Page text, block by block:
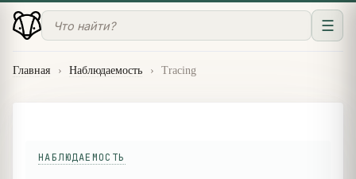
☰
Главная › Наблюдаемость › Tracing
НАБЛЮДАЕМОСТЬ